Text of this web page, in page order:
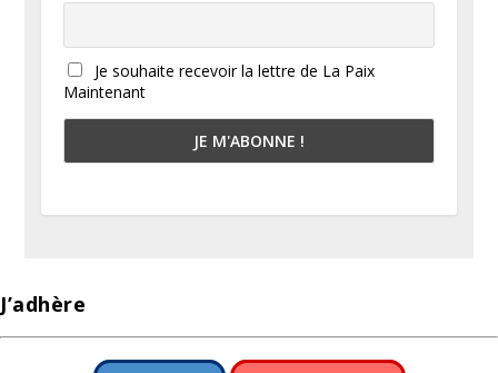
Je souhaite recevoir la lettre de La Paix
Maintenant
J’adhère